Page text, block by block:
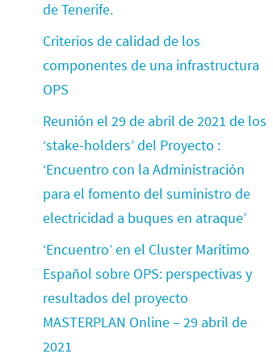
de Tenerife.
Criterios de calidad de los
componentes de una infrastructura
OPS
Reunión el 29 de abril de 2021 de los
‘stake-holders’ del Proyecto :
‘Encuentro con la Administración
para el fomento del suministro de
electricidad a buques en atraque’
‘Encuentro’ en el Cluster Marítimo
Español sobre OPS: perspectivas y
resultados del proyecto
MASTERPLAN Online – 29 abril de
2021